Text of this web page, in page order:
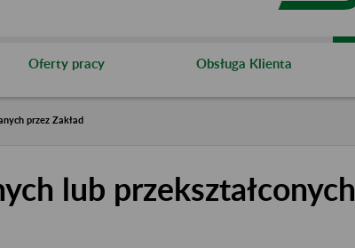
Oferty pracy Obsługa Klienta
przez Zakład
lub przekształconych